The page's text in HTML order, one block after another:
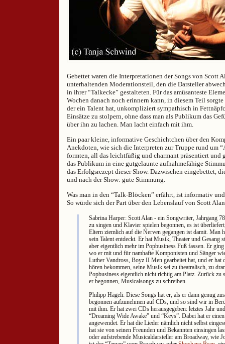
Gebettet waren die Interpretationen der Songs von Scott
unterhaltenden Moderationsteil, den die Darsteller
in ihrer “Talkecke” gestalteten. Für das amüsanteste
Wochen danach noch erinnern kann, in diesem Teil
der ein Talent hat, unkompliziert sympathisch in
Einsätze zu stolpern, ohne dass man als Publikum das
über ihn zu lachen. Man lacht einfach mit ihm.
Ein paar kleine, informative Geschichtchen über den
Anekdoten, wie sich die Interpreten zur Truppe rund um
formten, all das leichtfüßig und charmant präsentiert und
das Publikum in eine gutgelaunte aufnahmefähige
das Erfolgsrezept dieser Show. Dazwischen eingebettet,
und nach der Show: gute Stimmung.
Was man in den “Talk-Blöcken” erfährt, ist informativ
So würde sich der Part über den Lebenslauf von Scott
Sabrina Harper: Scott Alan - ein Songwriter, Jahrgang
zu singen und Klavier spielen begonnen, es ist
Eltern ziemlich auf die Nerven gegangen ist damit. Man
sein Talent entdeckt. Er hat Musik, Theater und Gesang
aber eigentlich mehr im Popbusiness Fuß fassen. Er
wo er mit und für namhafte Komponisten und Sänger
Luther Vandross, Boyz II Men gearbeitet hat, und er hat
hören bekommen, seine Musik sei zu theatralisch, zu
Popbusiness eigentlich nicht richtig am Platz. Zurück zu
er begonnen, Musicalsongs zu schreiben.
Philipp Hägeli: Diese Songs hat er, als er dann genug
begonnen aufzunehmen auf CDs, und so sind wir in
mit ihm. Er hat zwei CDs herausgegeben: letztes Jahr
“Dreaming Wide Awake” und “Keys”. Dabei hat er
angewendet. Er hat die Lieder nämlich nicht selbst
hat sie von seinen Freunden und Bekannten einsingen
oder aufstrebende Musicaldarsteller am Broadway, wie